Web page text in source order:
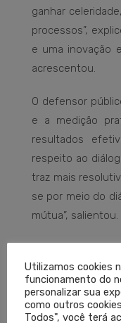
ganhar
processos”,
e uma inovação
acrescentou.
O defensor
e a medição
resultados
respeito ao
traz mais
se por meio do
mútua”, salientou.
representantes
estrutura física
RS. Também
Utilizamos cookies
funcionamento do
personalizar sua
como outros
Todos", você terá